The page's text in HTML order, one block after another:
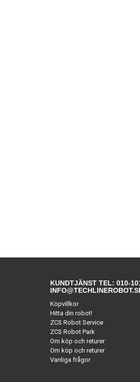
KUNDTJÄNST TEL: 010-
Köpvillkor
Hitta din robot!
ZCS Robot Service
ZCS Robot Park
Om köp och returer
Om köp och returer
Vanliga frågor